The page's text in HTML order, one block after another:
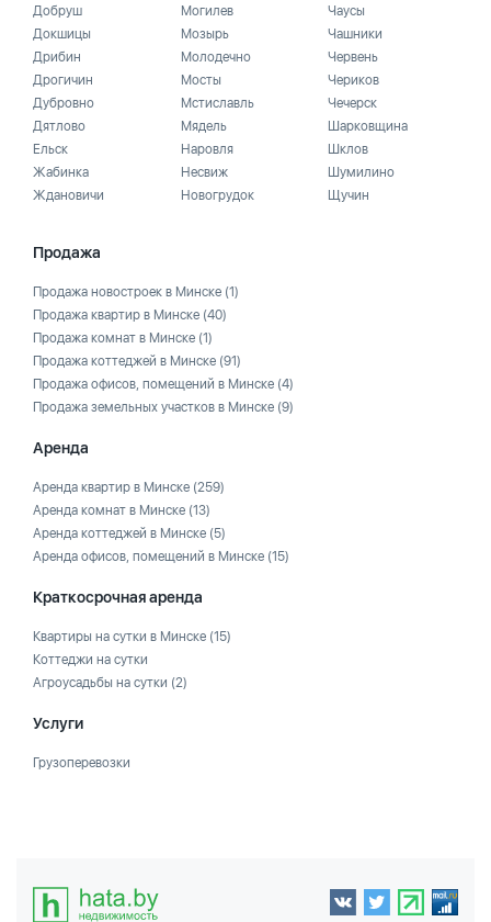
Добруш
Докшицы
Дрибин
Дрогичин
Дубровно
Дятлово
Ельск
Жабинка
Ждановичи
Могилев
Мозырь
Молодечно
Мосты
Мстиславль
Мядель
Наровля
Несвиж
Новогрудок
Чаусы
Чашники
Червень
Чериков
Чечерск
Шарковщина
Шклов
Шумилино
Щучин
Продажа
Продажа новостроек в Минске (1)
Продажа квартир в Минске (40)
Продажа комнат в Минске (1)
Продажа коттеджей в Минске (91)
Продажа офисов, помещений в Минске (4)
Продажа земельных участков в Минске (9)
Аренда
Аренда квартир в Минске (259)
Аренда комнат в Минске (13)
Аренда коттеджей в Минске (5)
Аренда офисов, помещений в Минске (15)
Краткосрочная аренда
Квартиры на сутки в Минске (15)
Коттеджи на сутки
Агроусадьбы на сутки (2)
Услуги
Грузоперевозки